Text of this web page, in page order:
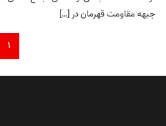
جبهه مقاومت قهرمان در […]
۱